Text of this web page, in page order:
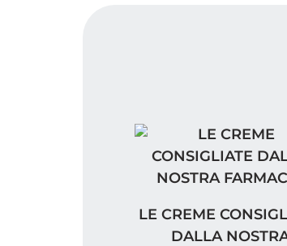
LE CREME
LE CREME
DALLA